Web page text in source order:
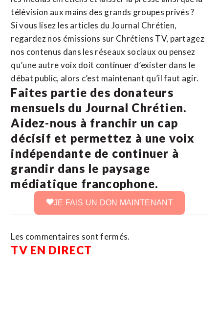
télévision aux mains des grands groupes privés ?
Si vous lisez les articles du Journal Chrétien,
regardez nos émissions sur Chrétiens TV, partagez
nos contenus dans les réseaux sociaux ou pensez
qu’une autre voix doit continuer d’exister dans le
débat public, alors c’est maintenant qu’il faut agir.
Faites partie des donateurs
mensuels du Journal Chrétien.
Aidez-nous à franchir un cap
décisif et permettez à une voix
indépendante de continuer à
grandir dans le paysage
médiatique francophone.
JE FAIS UN DON MAINTENANT
Les commentaires sont fermés.
TV EN DIRECT